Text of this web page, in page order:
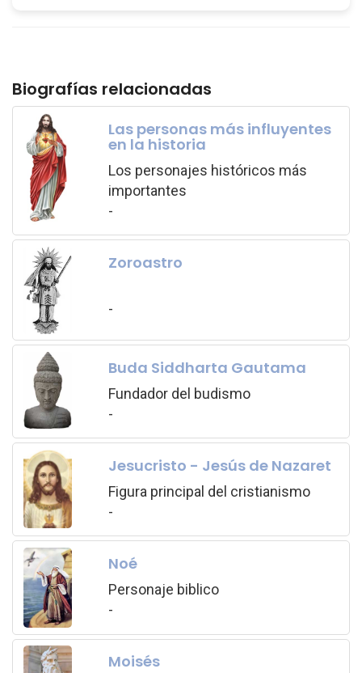
Biografías relacionadas
Las personas más influyentes
en la historia
Los personajes históricos más
importantes
-
Zoroastro
-
Buda Siddharta Gautama
Fundador del budismo
-
Jesucristo - Jesús de Nazaret
Figura principal del cristianismo
-
Noé
Personaje biblico
-
Moisés